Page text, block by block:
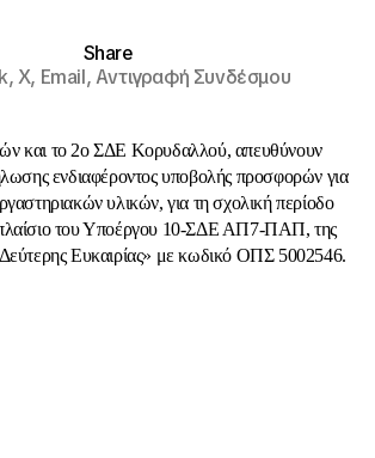
Share
X, Email,Αντιγραφή Συνδέσμου
και το 2ο ΣΔΕ Κορυδαλλού, απευθύνουν
ενδιαφέροντος υποβολής προσφορών για
υλικών, για τη σχολική περίοδο
του Υποέργου 10-ΣΔΕ ΑΠ7-ΠΑΠ, της
Ευκαιρίας» με κωδικό ΟΠΣ 5002546.